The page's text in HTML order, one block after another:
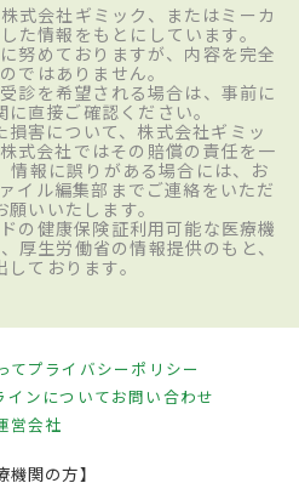
式会社ギミック、またはミーカ
た情報をもとにしています。
努めておりますが、内容を完全
ではありません。
診を希望される場合は、事前に
直接ご確認ください。
害について、株式会社ギミッ
式会社ではその賠償の責任を一
情報に誤りがある場合には、お
イル編集部までご連絡をいただ
いいたします。
の健康保険証利用可能な医療機
厚生労働省の情報提供のもと、
ております。
てプライバシーポリシー
インについてお問い合わせ
営会社
機関の方】